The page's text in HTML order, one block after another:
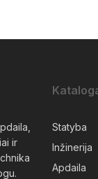
ir
Statyba
Inžinerija
Apdaila